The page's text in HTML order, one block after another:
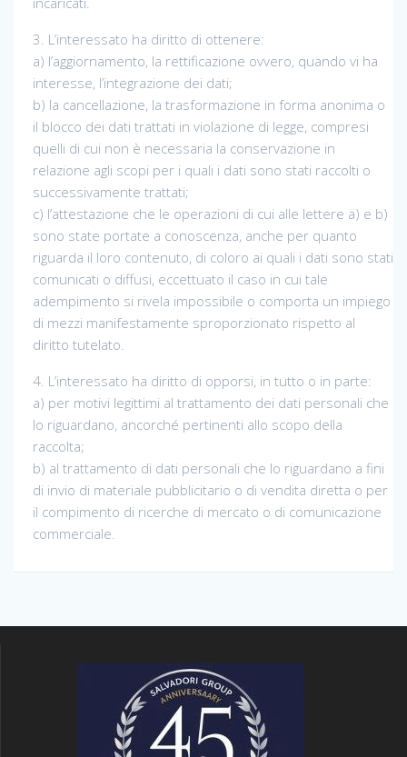
3. L’interessato ha diritto di ottenere:
a) l’aggiornamento, la rettificazione ovvero, quando vi ha
interesse, l’integrazione dei dati;
b) la cancellazione, la trasformazione in forma anonima o
il blocco dei dati trattati in violazione di legge, compresi
quelli di cui non è necessaria la conservazione in
relazione agli scopi per i quali i dati sono stati raccolti o
successivamente trattati;
c) l’attestazione che le operazioni di cui alle lettere a) e b)
sono state portate a conoscenza, anche per quanto
riguarda il loro contenuto, di coloro ai quali i dati sono stati
comunicati o diffusi, eccettuato il caso in cui tale
adempimento si rivela impossibile o comporta un impiego
di mezzi manifestamente sproporzionato rispetto al
diritto tutelato.
4. L’interessato ha diritto di opporsi, in tutto o in parte:
a) per motivi legittimi al trattamento dei dati personali che
lo riguardano, ancorché pertinenti allo scopo della
raccolta;
b) al trattamento di dati personali che lo riguardano a fini
di invio di materiale pubblicitario o di vendita diretta o per
il compimento di ricerche di mercato o di comunicazione
commerciale.